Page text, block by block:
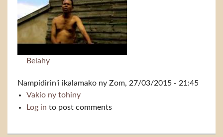
Belahy
Nampidirin'i ikalamako ny Zom, 27/03/2015 - 21:45
Vakio ny tohinyFiainana
Log in to post comments